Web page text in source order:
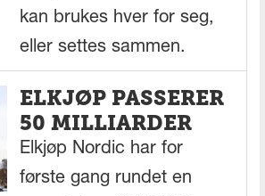
kan brukes hver for seg,
eller settes sammen.
ELKJØP PASSERER
50 MILLIARDER
Elkjøp Nordic har for
første gang rundet en